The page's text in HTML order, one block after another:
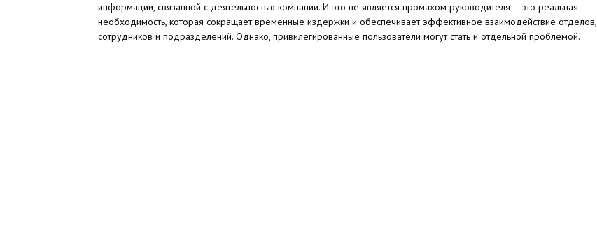
информации, связанной с деятельностью компании. И это не является промахом руководителя – это реальная
необходимость, которая сокращает временные издержки и обеспечивает эффективное взаимодействие отделов,
сотрудников и подразделений. Однако, привилегированные пользователи могут стать и отдельной проблемой.